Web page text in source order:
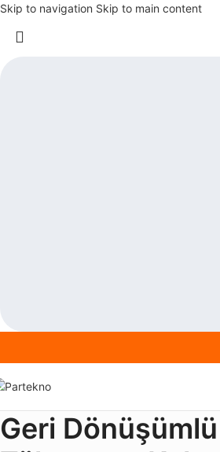
Skip to navigation Skip to main content
Geri Dönüşümlü